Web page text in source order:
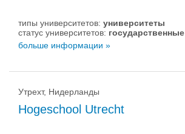
типы университетов: университеты
статус университетов: государственные
больше информации »
Утрехт, Нидерланды
Hogeschool Utrecht